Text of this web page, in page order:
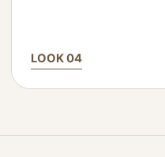
LOOK 04